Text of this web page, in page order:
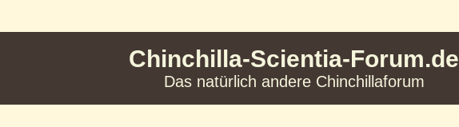
Chinchilla-Scientia-Forum.de
Das natürlich andere Chinchillaforum